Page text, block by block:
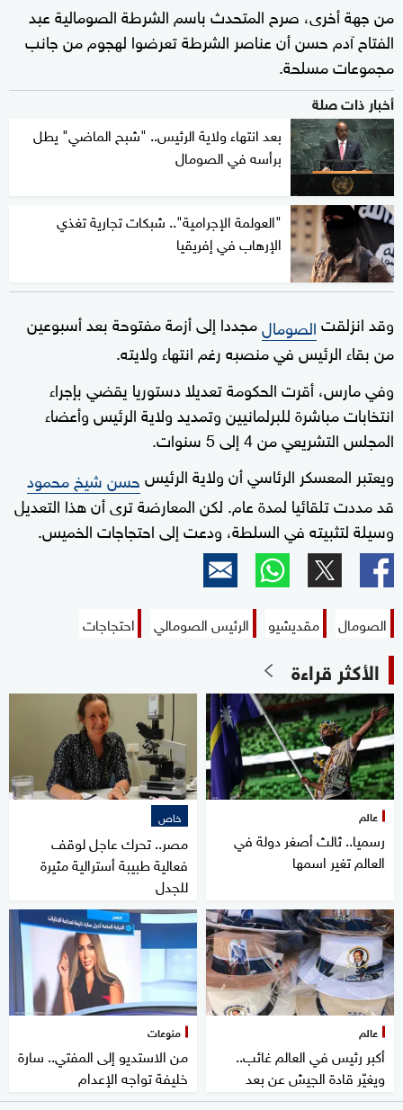
من جهة أخرى، صرح المتحدث باسم الشرطة الصومالية عبد
الفتاح آدم حسن أن عناصر الشرطة تعرضوا لهجوم من جانب
مجموعات مسلحة.
أخبار ذات صلة
بعد انتهاء ولاية الرئيس.. "شبح الماضي" يطل
برأسه في الصومال
"العولمة الإجرامية".. شبكات تجارية تغذي
الإرهاب في إفريقيا
وقد انزلقتالصومالمجددا إلى أزمة مفتوحة بعد أسبوعين
من بقاء الرئيس في منصبه رغم انتهاء ولايته.
وفي مارس، أقرت الحكومة تعديلا دستوريا يقضي بإجراء
انتخابات مباشرة للبرلمانيين وتمديد ولاية الرئيس وأعضاء
المجلس التشريعي من 4 إلى 5 سنوات.
ويعتبر المعسكر الرئاسي أن ولاية الرئيسحسن شيخ محمود
قد مددت تلقائيا لمدة عام. لكن المعارضة ترى أن هذا التعديل
وسيلة لتثبيته في السلطة، ودعت إلى احتجاجات الخميس.
الصومال مقديشيو الرئيس الصومالي احتجاجات
الأكثر قراءة
عالم
رسميا.. ثالث أصغر دولة في
العالم تغير اسمها
خاص
مصر.. تحرك عاجل لوقف
فعالية طبيبة أسترالية مثيرة
للجدل
عالم
أكبر رئيس في العالم غائب..
ويغيّر قادة الجيش عن بعد
منوعات
من الاستديو إلى المفتي.. سارة
خليفة تواجه الإعدام